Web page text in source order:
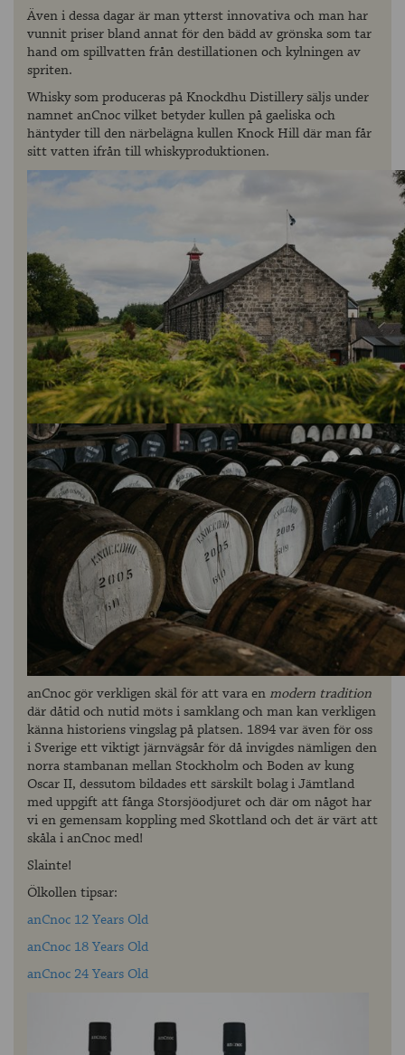
Även i dessa dagar är man ytterst innovativa och man har
vunnit priser bland annat för den bädd av grönska som tar
hand om spillvatten från destillationen och kylningen av
spriten.
Whisky som produceras på Knockdhu Distillery säljs under
namnet anCnoc vilket betyder kullen på gaeliska och
häntyder till den närbelägna kullen Knock Hill där man får
sitt vatten ifrån till whiskyproduktionen.
anCnoc gör verkligen skäl för att vara enmodern tradition
där dåtid och nutid möts i samklang och man kan verkligen
känna historiens vingslag på platsen. 1894 var även för oss
i Sverige ett viktigt järnvägsår för då invigdes nämligen den
norra stambanan mellan Stockholm och Boden av kung
Oscar II, dessutom bildades ett särskilt bolag i Jämtland
med uppgift att fånga Storsjöodjuret och där om något har
vi en gemensam koppling med Skottland och det är värt att
skåla i anCnoc med!
Slainte!
Ölkollen tipsar:
anCnoc 12 Years Old
anCnoc 18 Years Old
anCnoc 24 Years Old